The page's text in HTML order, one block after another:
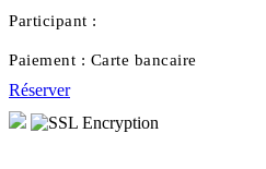
Participant :
Paiement : Carte bancaire
Réserver